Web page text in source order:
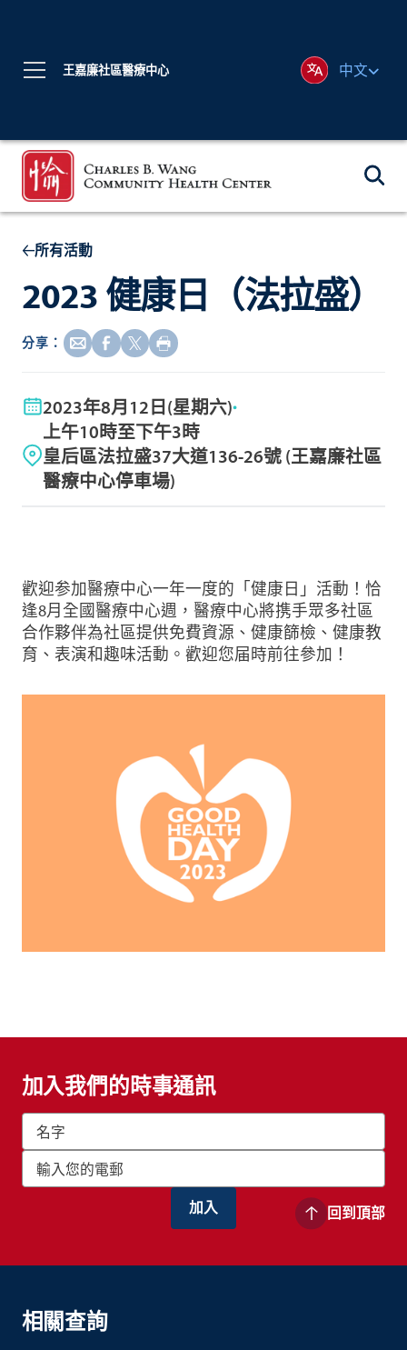
王嘉廉社區醫療中心 中文
所有活動
2023 健康日（法拉盛）
分享：
2023年8月12日(星期六)
上午10時至下午3時
皇后區法拉盛37大道136-26號 (王嘉廉社區
醫療中心停車場)
歡迎参加醫療中心一年一度的「健康日」活動！恰
逢8月全國醫療中心週，醫療中心將携手眾多社區
合作夥伴為社區提供免費資源、健康篩檢、健康教
育、表演和趣味活動。歡迎您届時前往參加！
加入我們的時事通訊
回到頂部
相關查詢